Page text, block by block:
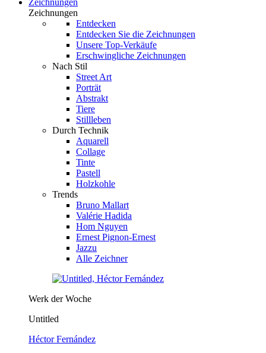
Zeichnungen
Entdecken
Entdecken Sie die Zeichnungen
Unsere Top-Verkäufe
Erschwingliche Zeichnungen
Nach Stil
Street Art
Porträt
Abstrakt
Tiere
Stillleben
Durch Technik
Aquarell
Collage
Tinte
Pastell
Holzkohle
Trends
Bruno Mallart
Valérie Hadida
Hom Nguyen
Ernest Pignon-Ernest
Jazzu
Alle Zeichner
Werk der Woche
Untitled
Héctor Fernández